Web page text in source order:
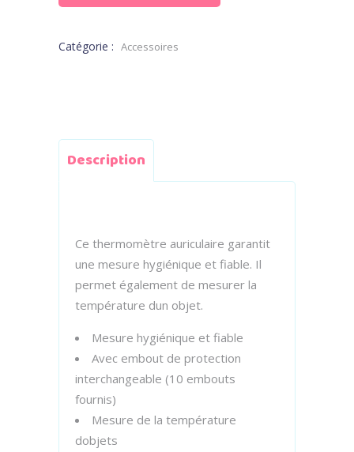
Catégorie : Accessoires
Description
Ce thermomètre auriculaire garantit
une mesure hygiénique et fiable. Il
permet également de mesurer la
température dun objet.
Mesure hygiénique et fiable
Avec embout de protection
interchangeable (10 embouts
fournis)
Mesure de la température
dobjets